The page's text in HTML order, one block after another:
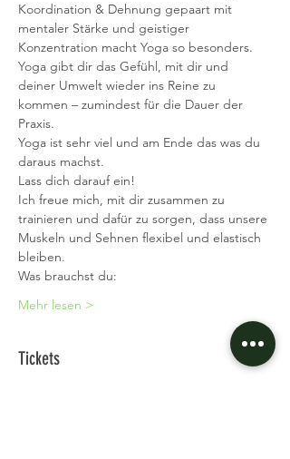
Koordination & Dehnung gepaart mit
mentaler Stärke und geistiger
Konzentration macht Yoga so besonders.
Yoga gibt dir das Gefühl, mit dir und
deiner Umwelt wieder ins Reine zu
kommen – zumindest für die Dauer der
Praxis.
Yoga ist sehr viel und am Ende das was du
daraus machst.
Lass dich darauf ein!
Ich freue mich, mit dir zusammen zu
trainieren und dafür zu sorgen, dass unsere
Muskeln und Sehnen flexibel und elastisch
bleiben.
Was brauchst du:
Mehr lesen >
Tickets